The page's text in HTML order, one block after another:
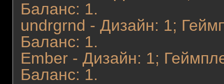
Баланс: 1.
undrgrnd - Дизайн: 1;
Баланс: 1.
Ember - Дизайн: 1;
Баланс: 1.